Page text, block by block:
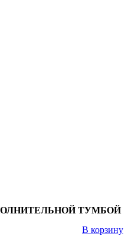
ТУМБОЙ
В корзину